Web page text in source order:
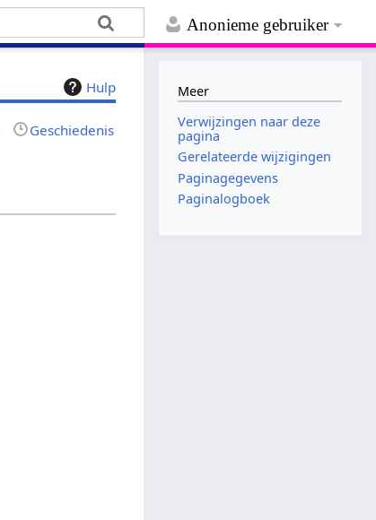
Anonieme gebruiker
Hulp
Geschiedenis
Meer
Verwijzingen naar deze
pagina
Gerelateerde wijzigingen
Paginagegevens
Paginalogboek